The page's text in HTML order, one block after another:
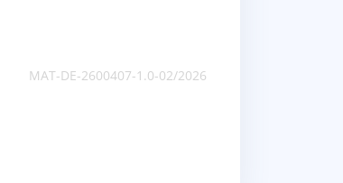
MAT-DE-2600407-1.0-02/2026